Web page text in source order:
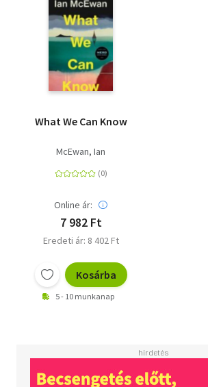
What We Can Know
McEwan, Ian
Online ár:
7 982 Ft
Eredeti ár: 8 402 Ft
Kosárba
5 - 10 munkanap